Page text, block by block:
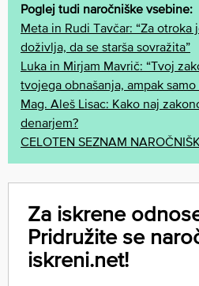
Poglej tudi naročniške vsebine:
Meta in Rudi Tavčar: “Za
doživlja, da se starša sovražita”
Luka in Mirjam Mavrič: “Tvoj
tvojega obnašanja, ampak
Mag. Aleš Lisac: Kako naj
denarjem?
CELOTEN SEZNAM
Za iskrene
Pridružite se
iskreni.net!